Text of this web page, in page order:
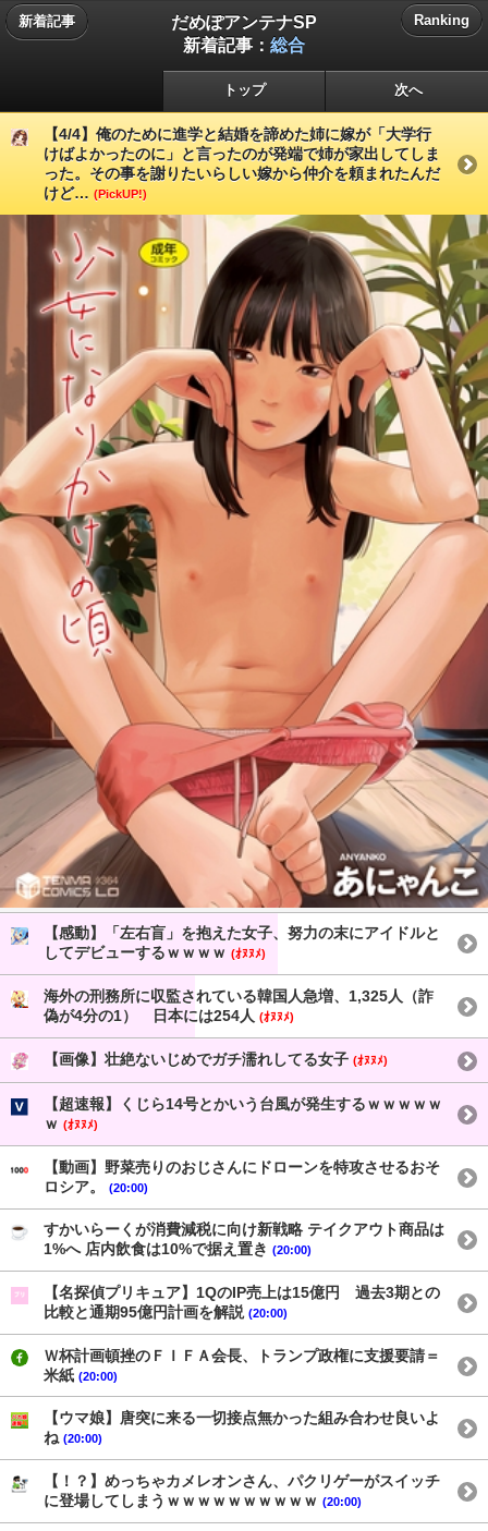
新着記事
だめぽアンテナSP
新着記事： 総合
Ranking
トップ 次へ
【4/4】俺のために進学と結婚を諦めた姉に嫁が「大学行
けばよかったのに」と言ったのが発端で姉が家出してしま
った。その事を謝りたいらしい嫁から仲介を頼まれたんだ
けど… (PickUP!)
【感動】「左右盲」を抱えた女子、努力の末にアイドルと
してデビューするｗｗｗｗ (ｵﾇﾇﾒ)
海外の刑務所に収監されている韓国人急増、1,325人（詐
偽が4分の1） 日本には254人 (ｵﾇﾇﾒ)
【画像】壮絶ないじめでガチ濡れしてる女子 (ｵﾇﾇﾒ)
【超速報】くじら14号とかいう台風が発生するｗｗｗｗｗ
ｗ (ｵﾇﾇﾒ)
【動画】野菜売りのおじさんにドローンを特攻させるおそ
ロシア。
(20:00)
すかいらーくが消費減税に向け新戦略 テイクアウト商品は
1%へ 店内飲食は10%で据え置き (20:00)
【名探偵プリキュア】1QのIP売上は15億円 過去3期との
比較と通期95億円計画を解説 (20:00)
Ｗ杯計画頓挫のＦＩＦＡ会長、トランプ政権に支援要請＝
米紙 (20:00)
【ウマ娘】唐突に来る一切接点無かった組み合わせ良いよ
ね (20:00)
【！？】めっちゃカメレオンさん、パクリゲーがスイッチ
に登場してしまうｗｗｗｗｗｗｗｗｗｗ (20:00)